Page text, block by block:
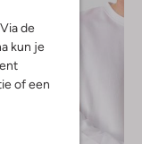
de
kun je
of een